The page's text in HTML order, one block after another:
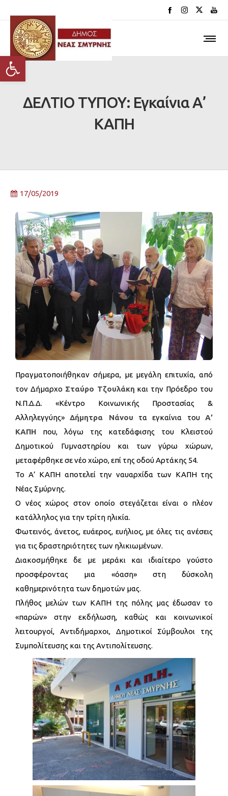
Ανοίξτε τη γραμμή εργαλείων
ΔΕΛΤΙΟ ΤΥΠΟΥ: Εγκαίνια Α’
ΚΑΠΗ
17/05/2019
Πραγματοποιήθηκαν σήμερα, με μεγάλη επιτυχία, από
τον Δήμαρχο Σταύρο Τζουλάκη και την Πρόεδρο του
Ν.Π.Δ.Δ. «Κέντρο Κοινωνικής Προστασίας &
Αλληλεγγύης»Δήμητρα Νάνου τα εγκαίνια τουΑ’
ΚΑΠΗ που, λόγω της κατεδάφισης του Κλειστού
Δημοτικού Γυμναστηρίου και των γύρω χώρων,
μεταφέρθηκε σε νέο χώρο, επί της οδού Αρτάκης 54.
Το Α’ ΚΑΠΗ αποτελεί την ναυαρχίδα των ΚΑΠΗ της
Νέας Σμύρνης.
Ο νέος χώρος στον οποίο στεγάζεται είναι ο πλέον
κατάλληλος για την τρίτη ηλικία.
Φωτεινός, άνετος, ευάερος, ευήλιος, με όλες τις ανέσεις
για τις δραστηριότητες των ηλικιωμένων.
Διακοσμήθηκε δε με μεράκι και ιδιαίτερο γούστο
προσφέροντας μια «όαση» στη δύσκολη
καθημερινότητα των δημοτών μας.
Πλήθος μελών των ΚΑΠΗ της πόλης μας έδωσαν το
«παρών» στην εκδήλωση, καθώς και κοινωνικοί
λειτουργοί, Αντιδήμαρχοι, Δημοτικοί Σύμβουλοι της
Συμπολίτευσης και της Αντιπολίτευσης.